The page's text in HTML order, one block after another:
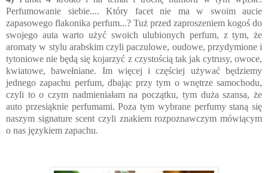
Perfumowanie siebie.... Który facet nie ma w swoim aucie
zapasowego flakonika perfum...? Tuż przed zaproszeniem kogoś do
swojego auta warto użyć swoich ulubionych perfum, z tym, że
aromaty w stylu arabskim czyli paczulowe, oudowe, przydymione i
tytoniowe nie będą się kojarzyć z czystością tak jak cytrusy, owoce,
kwiatowe, bawełniane. Im więcej i częściej używać będziemy
jednego zapachu perfum, dbając przy tym o wnętrze samochodu,
czyli to o czym nadmieniałam na początku, tym duża szansa, że
auto przesiąknie perfumami. Poza tym wybrane perfumy staną się
naszym signature scent czyli znakiem rozpoznawczym mówiącym
o nas językiem zapachu.